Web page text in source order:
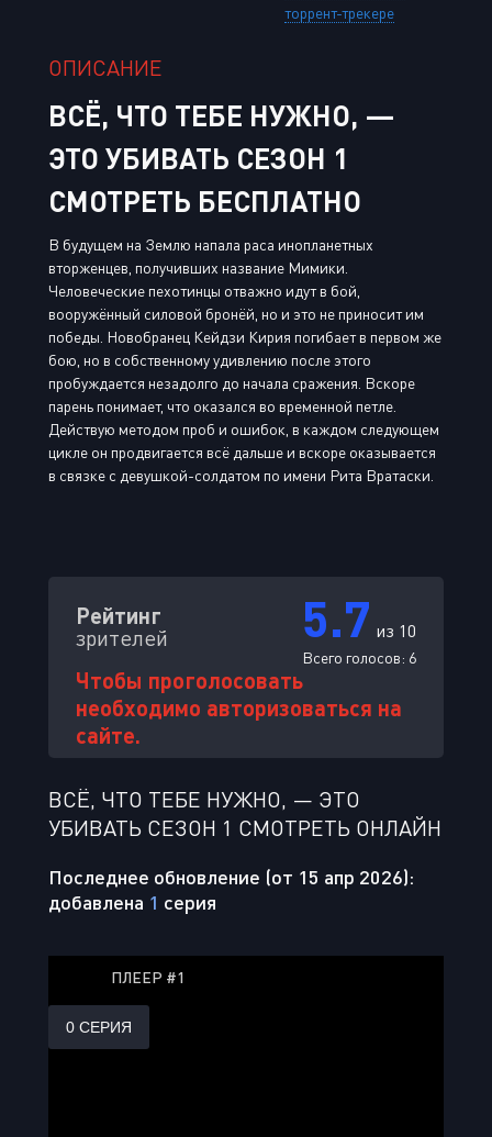
торрент-трекере
ОПИСАНИЕ
ВСЁ, ЧТО ТЕБЕ НУЖНО, —
ЭТО УБИВАТЬ СЕЗОН 1
СМОТРЕТЬ БЕСПЛАТНО
В будущем на Землю напала раса инопланетных
вторженцев, получивших название Мимики.
Человеческие пехотинцы отважно идут в бой,
вооружённый силовой бронёй, но и это не приносит им
победы. Новобранец Кейдзи Кирия погибает в первом же
бою, но в собственному удивлению после этого
пробуждается незадолго до начала сражения. Вскоре
парень понимает, что оказался во временной петле.
Действую методом проб и ошибок, в каждом следующем
цикле он продвигается всё дальше и вскоре оказывается
в связке с девушкой-солдатом по имени Рита Вратаски.
Рейтинг
зрителей 5.7 из 10
Всего голосов: 6
Чтобы проголосовать
необходимо авторизоваться на
сайте.
ВСЁ, ЧТО ТЕБЕ НУЖНО, — ЭТО
УБИВАТЬ СЕЗОН 1 СМОТРЕТЬ ОНЛАЙН
Последнее обновление (от 15 апр 2026):
добавлена 1 серия
ПЛЕЕР #1